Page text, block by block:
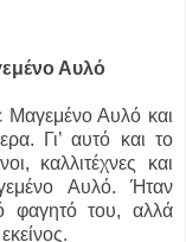
Αυλό
Μαγεμένο Αυλό και
Γι’ αυτό και το
καλλιτέχνες και
Αυλό. Ήταν
φαγητό του, αλλά